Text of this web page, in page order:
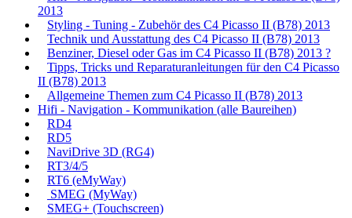
2013
Styling - Tuning - Zubehör des C4 Picasso II (B78) 2013
Technik und Ausstattung des C4 Picasso II (B78) 2013
Benziner, Diesel oder Gas im C4 Picasso II (B78) 2013 ?
Tipps, Tricks und Reparaturanleitungen für den C4 Picasso
II (B78) 2013
Allgemeine Themen zum C4 Picasso II (B78) 2013
Hifi - Navigation - Kommunikation (alle Baureihen)
RD4
RD5
NaviDrive 3D (RG4)
RT3/4/5
RT6 (eMyWay)
SMEG (MyWay)
SMEG+ (Touchscreen)